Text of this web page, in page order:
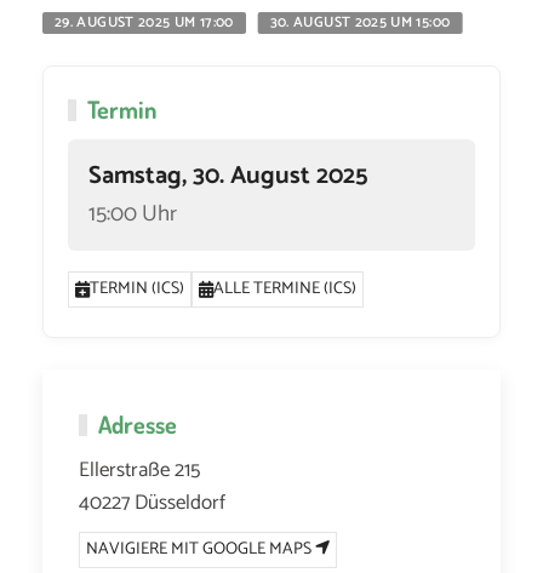
29. AUGUST 2025 UM 17:00
30. AUGUST 2025 UM 15:00
Termin
Samstag, 30. August 2025
15:00 Uhr
TERMIN (ICS) ALLE TERMINE (ICS)
Adresse
Ellerstraße 215
40227 Düsseldorf
NAVIGIERE MIT GOOGLE MAPS